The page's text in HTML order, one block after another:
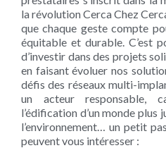
la révolution Cerca Chez
que chaque geste compte
équitable et durable. C’est
d’investir dans des projets
en faisant évoluer nos
défis des réseaux multi-
un acteur responsable,
l’édification d’un monde plus
l’environnement… un petit
peuvent vous intéresser :